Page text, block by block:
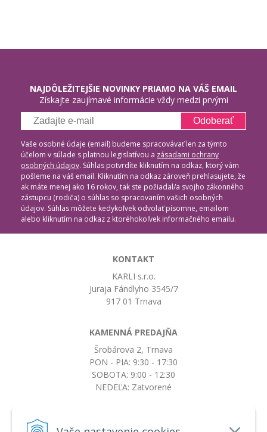
NAJDÔLEŽITEJŠIE NOVINKY PRIAMO NA VÁŠ EMAIL
Získajte zaujímavé informácie vždy medzi prvými
Odoberať
Vaše osobné údaje (email) budeme spracovávať len za týmto
účelom v súlade s platnou legislatívou a zásadami ochrany
osobných údajov. Súhlas potvrdíte kliknutím na odkaz, ktorý vám
pošleme na váš email. Kliknutím na odkaz zároveň prehlasujete, že
ak máte menej ako 16 rokov, tak ste požiadal/a svojho zákonného
zástupcu (rodiča) o súhlas so spracovaním vašich osobných
údajov. Súhlas môžete kedykoľvek odvolať písomne, emailom
alebo kliknutím na odkaz z ktoréhokoľvek informačného emailu.
KONTAKT
KARLI s.r.o.
Juraja Fándlyho 3545/7
917 01 Trnava
KAMENNÁ PREDAJŇA
Šrobárova 2, Trnava
PON - PIA: 9:30 - 17:30
SOBOTA: 9:00 - 12:30
NEDEĽA: Zatvorené